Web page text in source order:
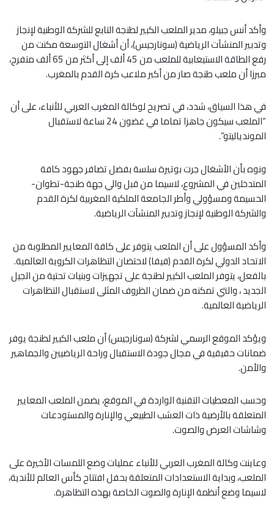
وأكد أنس جبيلو، مدير الملعب الكبير لطنجة التابع للشركة الوطنية لإنجاز
وتدبير المنشآت الرياضية (سونارجيس)، أن أشغال التوسعة مكنت من
رفع الطاقة الاستيعابية للملعب من 45 ألف إلى أكثر من 65 ألف متفرج،
مبرزا أن ملعب طنجة صار من أكبر ملاعب كرة القدم بالمغرب.
في هذا السياق، شدد، في تصريح لوكالة المغرب العربي للأنباء، على أن
“الملعب سيكون جاهزا تماما في غضون 24 ساعة لاستقبال
الموندياليتو”.
ونوه بأن الأشغال جرت بوتيرة سلسة بفضل تضافر جهود كافة
المتدخلين في المشروع، لاسيما من قبل والي جهة طنجة-تطوان-
الحسيمة ومسؤولي وأطر الجامعة الملكية المغربية لكرة القدم
والشركة الوطنية لإنجاز وتدبير المنشآت الرياضية.
وأكد المسؤول على أن الملعب يتوفر على كافة المعايير المطلوبة من
الاتحاد الدولي لكرة القدم (فيفا) لاحتضان التظاهرات الكروية العالمية.
بالفعل، يتوفر الملعب الكبير لطنجة على تجهيزات وبنيات تحتية من الجيل
الجديد ، والتي تمكنه من ضمان الظروف المثلى لاستقبال التظاهرات
الرياضية العالمية.
ويؤكد الموقع الرسمي لشركة (سونارجيس) أن ملعب الكبير لطنجة يوفر
ضمانات حقيقية في مجال جودة الاستقبال وراحة الرياضيين والجماهير
والأمن.
وحسب المعطيات التقنية الواردة في الموقع، يضمن الملعب المعايير
المتعلقة بالأرضية ذات العشب الطبيعي والإنارة والمستودعات
وشاشات العرض والصوت.
وعاينت وكالة المغرب العربي للأنباء عمليات وضع اللمسات الأخيرة على
الملعب، وبداية الاستعدادات المتعلقة بحفل افتتاح كأس العالم للأندية،
لاسيما وضع أنظمة الإنارة والصوت الخاصة بهذه التظاهرة.